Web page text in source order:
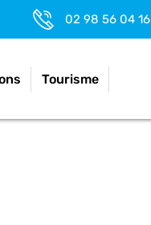
02 98 56 04 16
Tourisme